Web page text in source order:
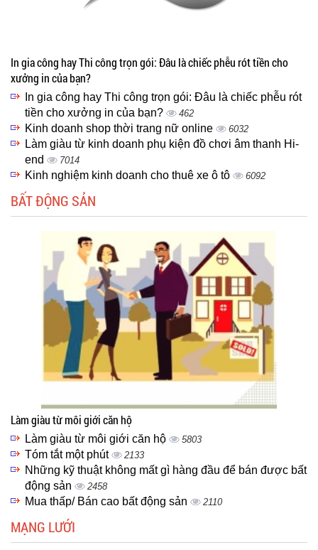
In gia công hay Thi công trọn gói: Đâu là chiếc phễu rót tiền cho
xưởng in của bạn?
In gia công hay Thi công trọn gói: Đâu là chiếc phễu rót
tiền cho xưởng in của bạn?
462
Kinh doanh shop thời trang nữ online 6032
Làm giàu từ kinh doanh phụ kiện đồ chơi âm thanh Hi-
end
7014
Kinh nghiệm kinh doanh cho thuê xe ô tô 6092
BẤT ĐỘNG SẢN
Làm giàu từ môi giới căn hộ
Làm giàu từ môi giới căn hộ 5803
Tóm tắt một phút 2133
Những kỹ thuật không mất gì hàng đầu để bán được bất
động sản
2458
Mua thấp/ Bán cao bất động sản 2110
MẠNG LƯỚI